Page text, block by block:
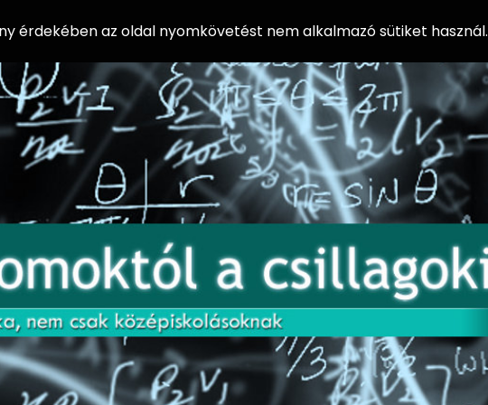
AZ
AT
OM
OK
Előadássorozat
középiskolásoknak
az ELTE
Természettudományi
Kar Fizikai
érdekében az oldal nyomkövetést nem alkalmazó sütiket használ.